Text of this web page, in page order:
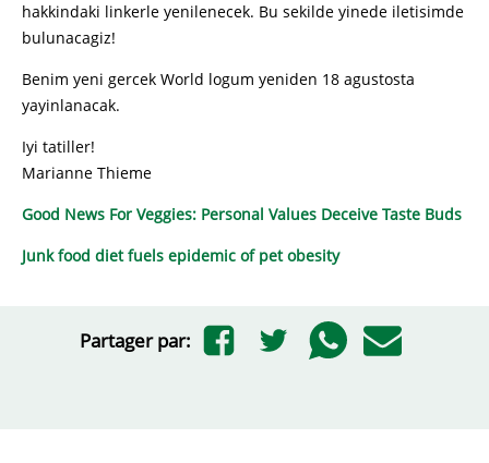
hakkindaki linkerle yenilenecek. Bu sekilde yinede iletisimde
bulunacagiz!
Benim yeni gercek World logum yeniden 18 agustosta
yayinlanacak.
Iyi tatiller!
Marianne Thieme
Good News For Veggies: Personal Values Deceive Taste Buds
Junk food diet fuels epidemic of pet obesity
Partager par: